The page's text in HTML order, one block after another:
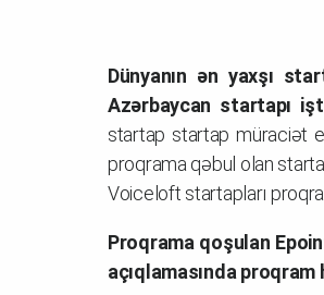
Dünyanın ən yaxşı
Azərbaycan startapı
startap startap müraciət
proqrama qəbul olan
Voiceloft startapları
Proqrama qoşulan
açıqlamasında